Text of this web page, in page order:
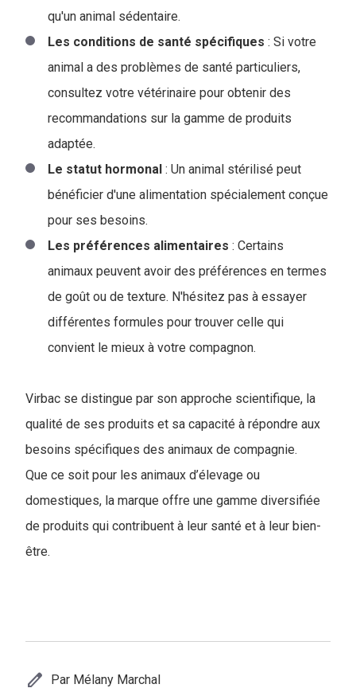
qu'un animal sédentaire.
Les conditions de santé spécifiques : Si votre
animal a des problèmes de santé particuliers,
consultez votre vétérinaire pour obtenir des
recommandations sur la gamme de produits
adaptée.
Le statut hormonal : Un animal stérilisé peut
bénéficier d'une alimentation spécialement conçue
pour ses besoins.
Les préférences alimentaires : Certains
animaux peuvent avoir des préférences en termes
de goût ou de texture. N'hésitez pas à essayer
différentes formules pour trouver celle qui
convient le mieux à votre compagnon.
Virbac se distingue par son approche scientifique, la
qualité de ses produits et sa capacité à répondre aux
besoins spécifiques des animaux de compagnie.
Que ce soit pour les animaux d’élevage ou
domestiques, la marque offre une gamme diversifiée
de produits qui contribuent à leur santé et à leur bien-
être.
edit Par Mélany Marchal